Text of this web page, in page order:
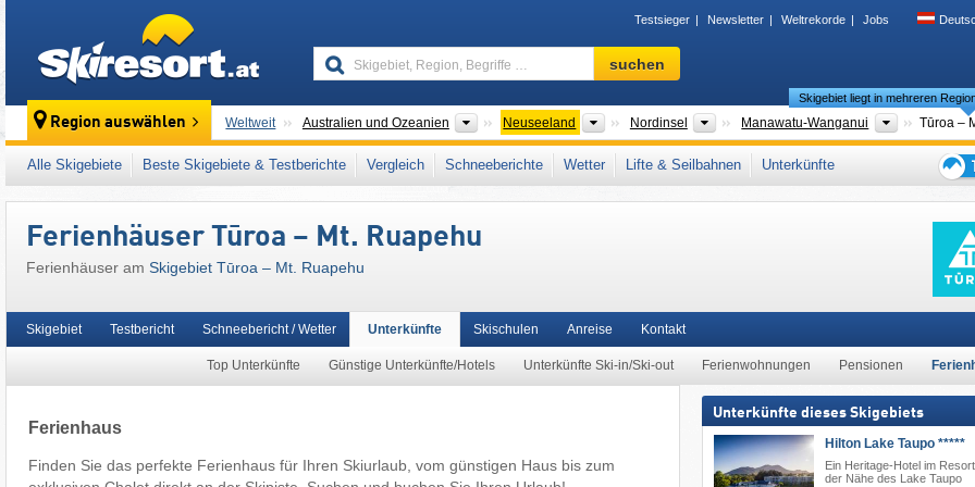
Testsieger Newsletter Weltrekorde Jobs
Skigebiet,
Region,
…
suchen
Region auswählen Weltweit Australien und Ozeanien Kontinente
Neuseeland LänderNordinsel InselnManawatu-Wanganui Regionen
Skigebiet liegt in mehreren
Tūroa –
Dieses Skigebiet liegt auch in: Tongariro-Nationalpark
Alle Skigebiete Beste Skigebiete & Testberichte Vergleich Schneeberichte Wetter Lifte & Seilbahnen
Unterkünfte
Ferienhäuser Tūroa – Mt. Ruapehu
Ferienhäuser am Skigebiet Tūroa – Mt. Ruapehu
Skigebiet Testbericht Schneebericht / Wetter Unterkünfte
Top Unterkünfte Günstige Unterkünfte/Hotels Unterkünfte Ski-in/Ski-out Ferienwohnungen Pensionen
Skischulen Anreise Kontakt
Ferienhaus
Finden Sie das perfekte Ferienhaus für Ihren Skiurlaub, vom günstigen Haus bis zum
Unterkünfte dieses Skigebiets
Hilton Lake Taupo *****
Ein Heritage-Hotel im
der Nähe des Lake Taupo